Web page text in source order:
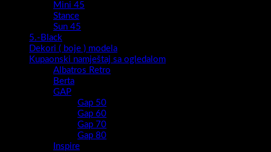
Mini 45
Stance
Sun 45
5.-Black
Dekori ( boje ) modela
Kupaonski namještaj sa ogledalom
Albatros Retro
Berta
GAP
Gap 50
Gap 60
Gap 70
Gap 80
Inspire